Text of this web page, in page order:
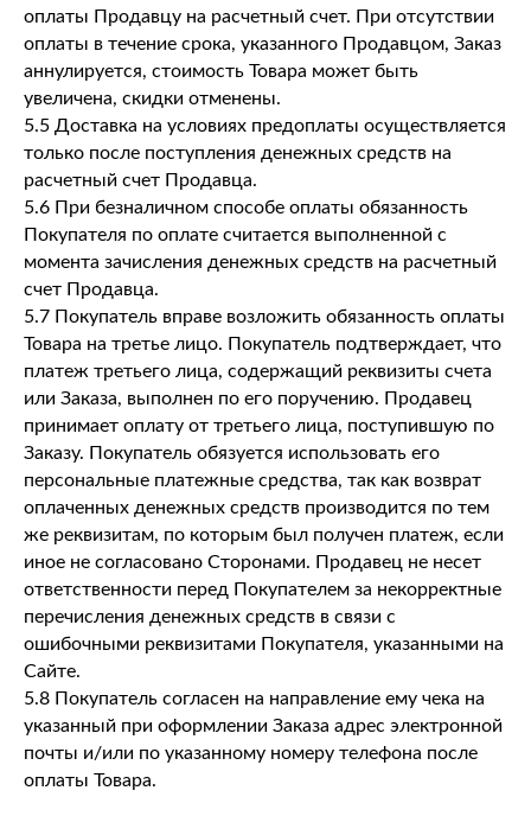
оплаты Продавцу на расчетный счет. При отсутствии
оплаты в течение срока, указанного Продавцом, Заказ
аннулируется, стоимость Товара может быть
увеличена, скидки отменены.
5.5 Доставка на условиях предоплаты осуществляется
только после поступления денежных средств на
расчетный счет Продавца.
5.6 При безналичном способе оплаты обязанность
Покупателя по оплате считается выполненной с
момента зачисления денежных средств на расчетный
счет Продавца.
5.7 Покупатель вправе возложить обязанность оплаты
Товара на третье лицо. Покупатель подтверждает, что
платеж третьего лица, содержащий реквизиты счета
или Заказа, выполнен по его поручению. Продавец
принимает оплату от третьего лица, поступившую по
Заказу. Покупатель обязуется использовать его
персональные платежные средства, так как возврат
оплаченных денежных средств производится по тем
же реквизитам, по которым был получен платеж, если
иное не согласовано Сторонами. Продавец не несет
ответственности перед Покупателем за некорректные
перечисления денежных средств в связи с
ошибочными реквизитами Покупателя, указанными на
Сайте.
5.8 Покупатель согласен на направление ему чека на
указанный при оформлении Заказа адрес электронной
почты и/или по указанному номеру телефона после
оплаты Товара.